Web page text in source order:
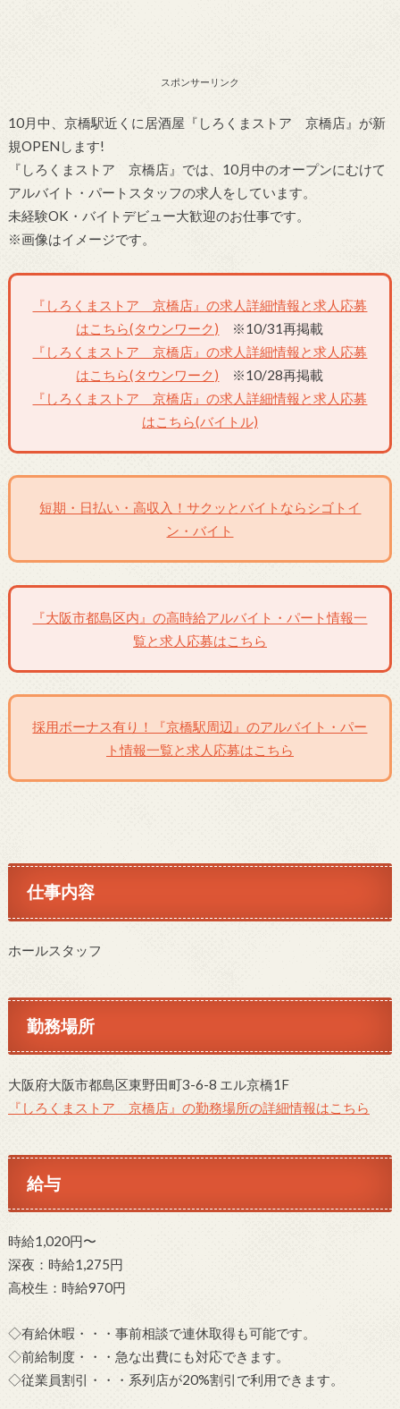
スポンサーリンク
10月中、京橋駅近くに居酒屋『しろくまストア 京橋店』が新
規OPENします!
『しろくまストア 京橋店』では、10月中のオープンにむけて
アルバイト・パートスタッフの求人をしています。
未経験OK・バイトデビュー大歓迎のお仕事です。
※画像はイメージです。
『しろくまストア 京橋店』の求人詳細情報と求人応募
はこちら(タウンワーク) ※10/31再掲載
『しろくまストア 京橋店』の求人詳細情報と求人応募
はこちら(タウンワーク) ※10/28再掲載
『しろくまストア 京橋店』の求人詳細情報と求人応募
はこちら(バイトル)
短期・日払い・高収入！サクッとバイトならシゴトイ
ン・バイト
『大阪市都島区内』の高時給アルバイト・パート情報一
覧と求人応募はこちら
採用ボーナス有り！『京橋駅周辺』のアルバイト・パー
ト情報一覧と求人応募はこちら
仕事内容
ホールスタッフ
勤務場所
大阪府大阪市都島区東野田町3-6-8 エル京橋1F
『しろくまストア 京橋店』の勤務場所の詳細情報はこちら
給与
時給1,020円〜
深夜：時給1,275円
高校生：時給970円
◇有給休暇・・・事前相談で連休取得も可能です。
◇前給制度・・・急な出費にも対応できます。
◇従業員割引・・・系列店が20%割引で利用できます。